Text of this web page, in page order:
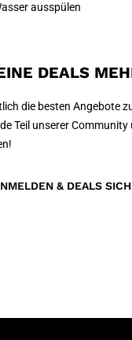
ausspülen
DEALS
die besten Angebote
Teil unserer
& DEALS